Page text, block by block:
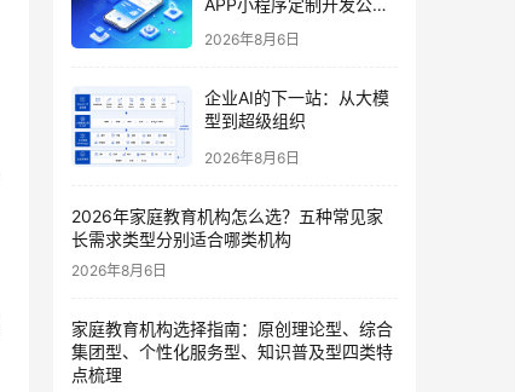
哪家好？2026垂直赛道测
评
2026年8月6日
企业AI的下一站：从大模
型到超级组织
2026年8月6日
2026年家庭教育机构怎么选？五种常见家
长需求类型分别适合哪类机构
2026年8月6日
家庭教育机构选择指南：原创理论型、综合
集团型、个性化服务型、知识普及型四类特
点梳理